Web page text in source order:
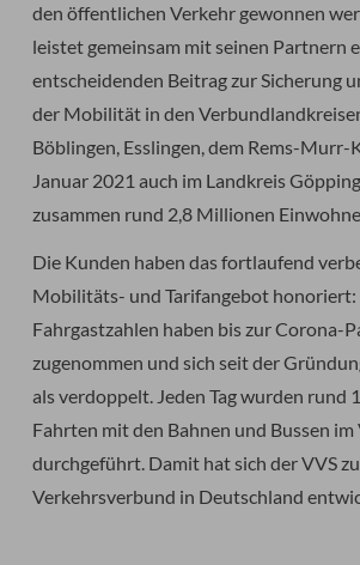
den öffentlichen Verkehr gewonnen
leistet gemeinsam mit seinen Partnern
entscheidenden Beitrag zur Sicherung
der Mobilität in den
Böblingen, Esslingen, dem Rems-Murr-
Januar 2021 auch im Landkreis
zusammen rund 2,8 Millionen
Die Kunden haben das fortlaufend
Mobilitäts- und Tarifangebot honoriert:
Fahrgastzahlen haben bis zur Corona-
zugenommen und sich seit der
als verdoppelt. Jeden Tag wurden rund
Fahrten mit den Bahnen und Bussen im
durchgeführt. Damit hat sich der VVS
Verkehrsverbund in Deutschland